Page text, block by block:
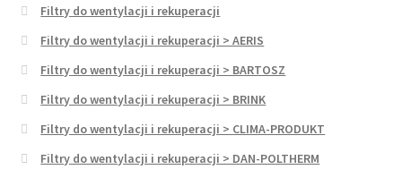
Filtry do wentylacji i rekuperacji
Filtry do wentylacji i rekuperacji > AERIS
Filtry do wentylacji i rekuperacji > BARTOSZ
Filtry do wentylacji i rekuperacji > BRINK
Filtry do wentylacji i rekuperacji > CLIMA-PRODUKT
Filtry do wentylacji i rekuperacji > DAN-POLTHERM